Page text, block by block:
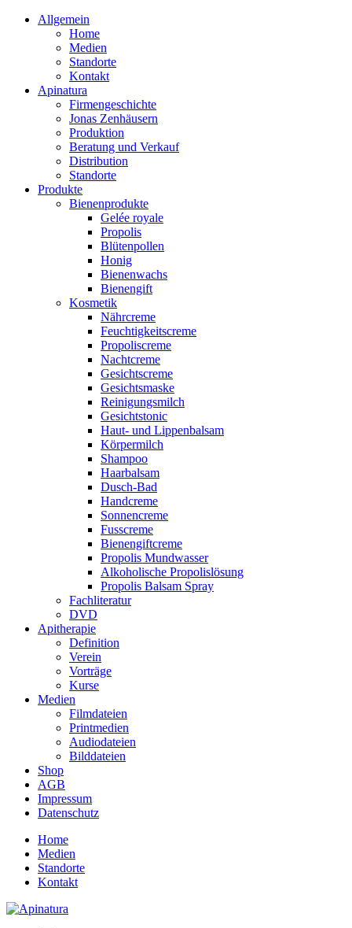
Allgemein
Home
Medien
Standorte
Kontakt
Apinatura
Firmengeschichte
Jonas Zenhäusern
Produktion
Beratung und Verkauf
Distribution
Standorte
Produkte
Bienenprodukte
Gelée royale
Propolis
Blütenpollen
Honig
Bienenwachs
Bienengift
Kosmetik
Nährcreme
Feuchtigkeitscreme
Propoliscreme
Nachtcreme
Gesichtscreme
Gesichtsmaske
Reinigungsmilch
Gesichtstonic
Haut- und Lippenbalsam
Körpermilch
Shampoo
Haarbalsam
Dusch-Bad
Handcreme
Sonnencreme
Fusscreme
Bienengiftcreme
Propolis Mundwasser
Alkoholische Propolislösung
Propolis Balsam Spray
Fachliteratur
DVD
Apitherapie
Definition
Verein
Vorträge
Kurse
Medien
Filmdateien
Printmedien
Audiodateien
Bilddateien
Shop
AGB
Impressum
Datenschutz
Home
Medien
Standorte
Kontakt